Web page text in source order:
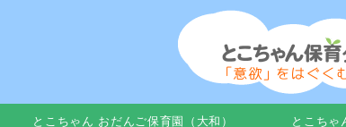
とこちゃん おだんご保育園（大和） とこちゃ